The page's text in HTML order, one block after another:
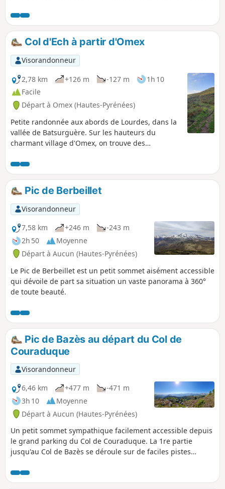
l'orientation.
Col d'Ech à partir d'Omex
Visorandonneur
2,78 km
+126 m -127 m
1h 10
Facile
Départ à Omex (Hautes-Pyrénées)
Petite randonnée aux abords de Lourdes, dans la
vallée de Batsurguère. Sur les hauteurs du
charmant village d'Omex, on trouve des
source du ruisseau des Moules. Le col est
surmonté du Soum du même nom et du Mail des
Portes, début de la très belle crête des Pernes,
vers le Soum du Montné, porte du massif de
Saint-Pé-de-Bigorre et de la forêt de Très-Crouts.
Pic de Berbeillet
Visorandonneur
7,58 km
+246 m
-243 m
2h 50
Moyenne
Départ à Aucun (Hautes-Pyrénées)
Le Pic de Berbeillet est un petit sommet aisément accessible
qui dévoile de part sa situation un vaste panorama à 360°
de toute beauté.
Pic de Bazès au départ du Col de
Couraduque
Visorandonneur
6,46 km
+477 m
-471 m
3h 10
Moyenne
Départ à Aucun (Hautes-Pyrénées)
Un petit sommet sympathique facilement accessible depuis
le grand parking du Col de Couraduque. La 1re partie
jusqu'au Col de Bazès se déroule sur de faciles pistes
Pic de Bazès est plus technique. Au sommet une très belle
vue sur les massifs environnants.